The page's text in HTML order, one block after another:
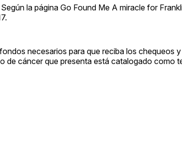
la página Go Found Me A miracle for
necesarios para que reciba los chequeos
de cáncer que presenta está catalogado como